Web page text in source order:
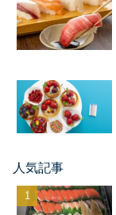
人気記事